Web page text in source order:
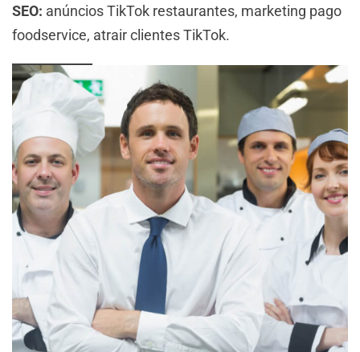
SEO: anúncios TikTok restaurantes, marketing pago
foodservice, atrair clientes TikTok.